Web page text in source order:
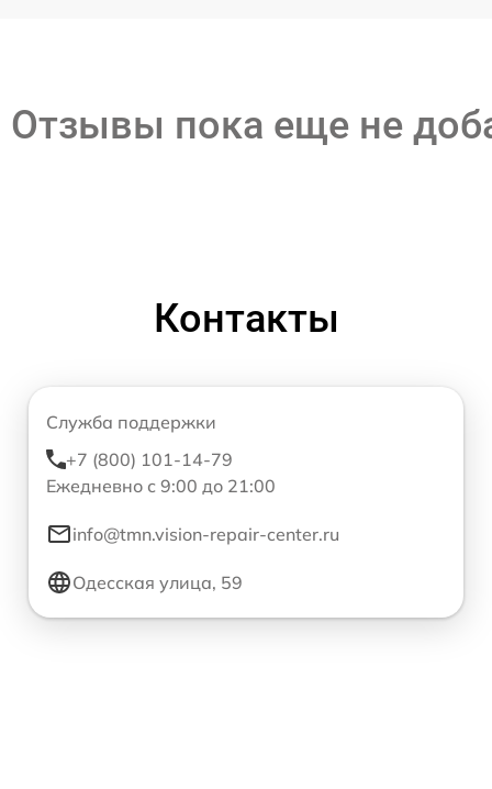
Отзывы пока еще не
Контакты
Служба поддержки
+7 (800) 101-14-79
Ежедневно с 9:00 до 21:00
info@tmn.vision-repair-center.ru
Одесская улица, 59